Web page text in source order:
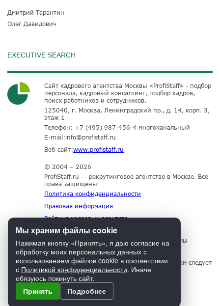
Дмитрий Тарантин
Олег Давидович
EXECUTIVE SEARCH
Сайт кадрового агентства Москвы «ProfiStaff» - подбор
персонала, кадровый консалтинг, подбор кадров,
поиск работников и сотрудников.
125040, г. Москва, Ленинградский пр., д. 14, корп. 3,
этаж 1
Телефон: +7 (495) 987-456-4 многоканальный
E-mail:info@profistaff.ru
Веб-сайт:www.profistaff.ru
© 2004 – 2026
ProfiStaff.ru — рекрутинговое агентство в Москве. Все
права защищены
Политика конфиденциальности
Правовая информация
Рейтинг кадровых агентств
Для нормального функционирования сайта мы
используем технологию Cookies, собираем
информацию об IP адресе и местоположении
посетителей. Если Вы не согласны с этим, Вам следует
прекратить пользование сайтом.
Мы храним файлы cookie
Нажимая кнопку «Принять», я даю согласие на
обработку моих персональных данных с
использованием файлов cookie в соответствии
с Политикой конфиденциальности. Иначе
обязуюсь покинуть сайт.
Принять
Подробнее